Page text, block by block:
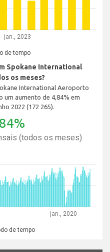
jan., 2023
de tempo
Spokane International
os meses?
International Aeroporto
um aumento de 4,84% em
2022 (172 265).
(todos os meses)
jan., 2020
de tempo